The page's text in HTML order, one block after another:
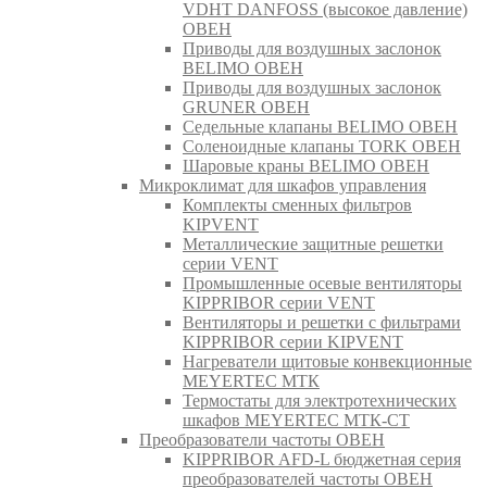
VDHT DANFOSS (высокое давление)
ОВЕН
Приводы для воздушных заслонок
BELIMO ОВЕН
Приводы для воздушных заслонок
GRUNER ОВЕН
Седельные клапаны BELIMO ОВЕН
Соленоидные клапаны TORK ОВЕН
Шаровые краны BELIMO ОВЕН
Микроклимат для шкафов управления
Комплекты сменных фильтров
KIPVENT
Металлические защитные решетки
серии VENT
Промышленные осевые вентиляторы
KIPPRIBOR серии VENT
Вентиляторы и решетки с фильтрами
KIPPRIBOR серии KIPVENT
Нагреватели щитовые конвекционные
MEYERTEC МТК
Термостаты для электротехнических
шкафов MEYERTEC МТК-СТ
Преобразователи частоты ОВЕН
KIPPRIBOR AFD-L бюджетная серия
преобразователей частоты ОВЕН